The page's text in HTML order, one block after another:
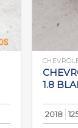
1.8
2018